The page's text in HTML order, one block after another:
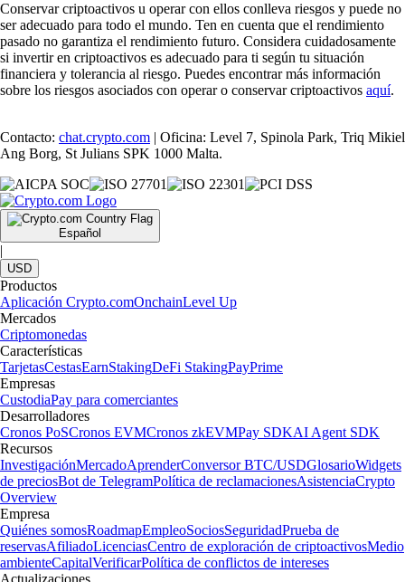
Conservar criptoactivos u operar con ellos conlleva riesgos y puede no
ser adecuado para todo el mundo. Ten en cuenta que el rendimiento
pasado no garantiza el rendimiento futuro. Considera cuidadosamente
si invertir en criptoactivos es adecuado para ti según tu situación
financiera y tolerancia al riesgo. Puedes encontrar más información
sobre los riesgos asociados con operar o conservar criptoactivos aquí.
Contacto: chat.crypto.com | Oficina: Level 7, Spinola Park, Triq Mikiel
Ang Borg, St Julians SPK 1000 Malta.
Español
|
USD
Productos
Aplicación Crypto.comOnchainLevel Up
Mercados
Criptomonedas
Características
TarjetasCestasEarnStakingDeFi StakingPayPrime
Empresas
CustodiaPay para comerciantes
Desarrolladores
Cronos PoSCronos EVMCronos zkEVMPay SDKAI Agent SDK
Recursos
InvestigaciónMercadoAprenderConversor BTC/USDGlosarioWidgets
de preciosBot de TelegramPolítica de reclamacionesAsistenciaCrypto
Overview
Empresa
Quiénes somosRoadmapEmpleoSociosSeguridadPrueba de
reservasAfiliadoLicenciasCentro de exploración de criptoactivosMedio
ambienteCapitalVerificarPolítica de conflictos de intereses
Actualizaciones